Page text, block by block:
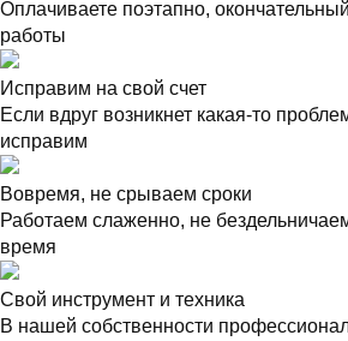
Оплачиваете поэтапно,
работы
Исправим на свой счет
Если вдруг возникнет какая-то
исправим
Вовремя, не срываем сроки
Работаем слаженно, не
время
Свой инструмент и техника
В нашей собственности